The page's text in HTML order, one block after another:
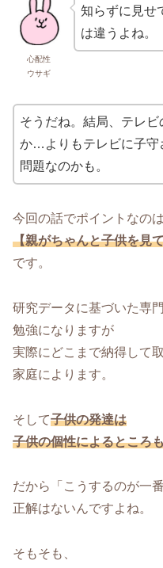
心配性
ウサギ
知らずに見せ
は違うよね。
そうだね。結局、テレ
か…よりもテレビに子守
問題なのかも。
今回の話でポイントなのは
【親がちゃんと子供を見
です。
研究データに基づいた専
勉強になりますが
実際にどこまで納得して
家庭によります。
そして子供の発達は
子供の個性によるところ
だから「こうするのが一
正解はないんですよね。
そもそも、